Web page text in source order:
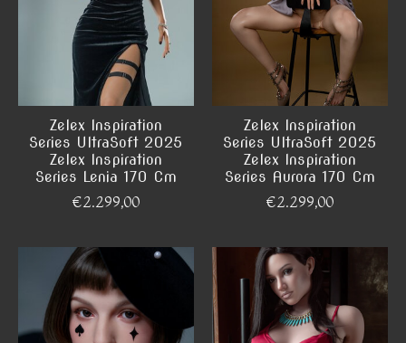
Zelex Inspiration
Series UltraSoft 2025
Zelex Inspiration
Series Lenia 170 Cm
€2.299,00
Zelex Inspiration
Series UltraSoft 2025
Zelex Inspiration
Series Aurora 170 Cm
€2.299,00